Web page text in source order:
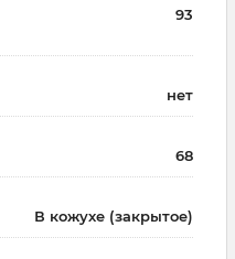
93
нет
68
В кожухе (закрытое)